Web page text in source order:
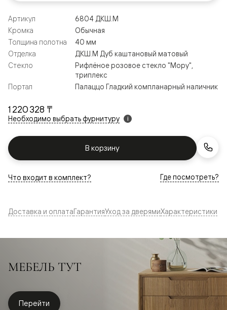
1 220 328 ₸
Необходимо выбрать фурнитуру i
В корзину
Артикул
6804 ДКШ.М
Кромка
Обычная
Толщина полотна
40 мм
Отделка
ДКШ.М Дуб каштановый матовый
Стекло
Рифлёное розовое стекло "Мору",
триплекс
Портал
Палаццо Гладкий компланарный наличник
Что входит в комплект? Где посмотреть?
Доставка и оплатаГарантияУход за дверямиХарактеристики
МЕБЕЛЬ ТУТ
Перейти